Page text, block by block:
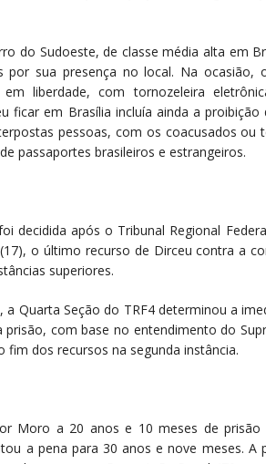
do Sudoeste, de classe média alta em
por sua presença no local. Na
em liberdade, com tornozeleira
ficar em Brasília incluía ainda a
pessoas, com os coacusados ou
passaportes brasileiros e estrangeiros.
decidida após o Tribunal Regional
o último recurso de Dirceu contra a
superiores.
a Quarta Seção do TRF4 determinou a
com base no entendimento do
fim dos recursos na segunda instância.
Moro a 20 anos e 10 meses de
a pena para 30 anos e nove meses.